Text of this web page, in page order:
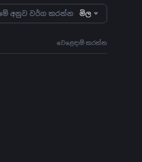
අනුව වර්ග කරන්න මිල
වෙළෙඳාම් කරන්න